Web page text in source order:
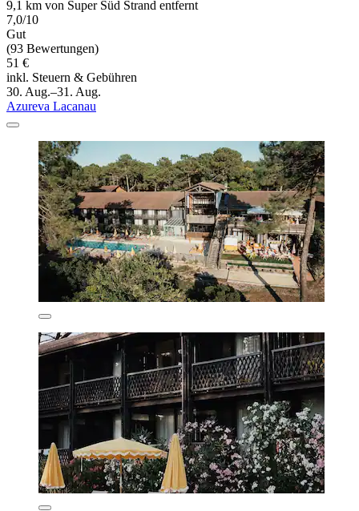
9,1 km von Super Süd Strand entfernt
7,0/10
Gut
(93 Bewertungen)
51 €
inkl. Steuern & Gebühren
30. Aug.–31. Aug.
Azureva Lacanau